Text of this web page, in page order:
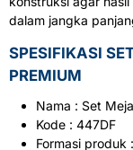
dalam jangka
SPESIFIKASI
PREMIUM
Nama : Set
Kode : 447DF
Formasi produk